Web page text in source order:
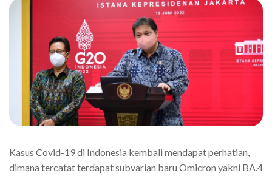
Kasus Covid-19 di Indonesia kembali mendapat perhatian,
dimana tercatat terdapat subvarian baru Omicron yakni BA.4